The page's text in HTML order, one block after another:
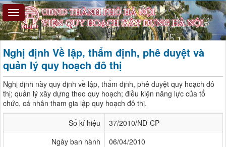
Nghị định Về lập, thẩm định, phê duyệt và
quản lý quy hoạch đô thị
Nghị định này quy định về lập, thẩm định, phê duyệt quy hoạch đô
thị; quản lý xây dựng theo quy hoạch; điều kiện năng lực của tổ
chức, cá nhân tham gia lập quy hoạch đô thị.
Số kí hiệu
37/2010/NĐ-CP
Ngày ban hành
06/04/2010